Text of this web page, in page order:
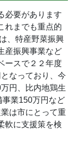
必要があります
れまでも重点的
、特産野菜振興
産振興事業など
ースで２２年度
なっており、今
円、比内地鶏生
業150万円など
は市にとって重
軟に支援策を検